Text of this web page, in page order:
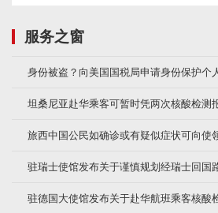
服务之窗
身份被盗？向美国国税局申请身份保护个
坦桑尼亚赴华乘客可暂时凭两次核酸检测
旅西中国公民如确诊或有疑似症状可向使
驻瑞士使馆发布关于谨慎规划经瑞士回国
驻德国大使馆发布关于赴华航班乘客核酸